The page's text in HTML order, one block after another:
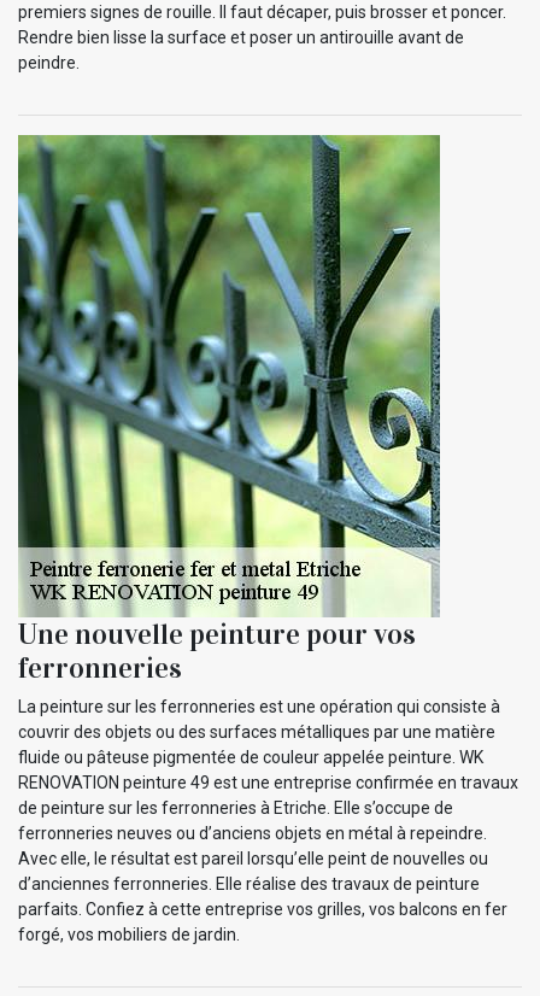
premiers signes de rouille. Il faut décaper, puis brosser et poncer.
Rendre bien lisse la surface et poser un antirouille avant de
peindre.
Une nouvelle peinture pour vos
ferronneries
La peinture sur les ferronneries est une opération qui consiste à
couvrir des objets ou des surfaces métalliques par une matière
fluide ou pâteuse pigmentée de couleur appelée peinture. WK
RENOVATION peinture 49 est une entreprise confirmée en travaux
de peinture sur les ferronneries à Etriche. Elle s’occupe de
ferronneries neuves ou d’anciens objets en métal à repeindre.
Avec elle, le résultat est pareil lorsqu’elle peint de nouvelles ou
d’anciennes ferronneries. Elle réalise des travaux de peinture
parfaits. Confiez à cette entreprise vos grilles, vos balcons en fer
forgé, vos mobiliers de jardin.